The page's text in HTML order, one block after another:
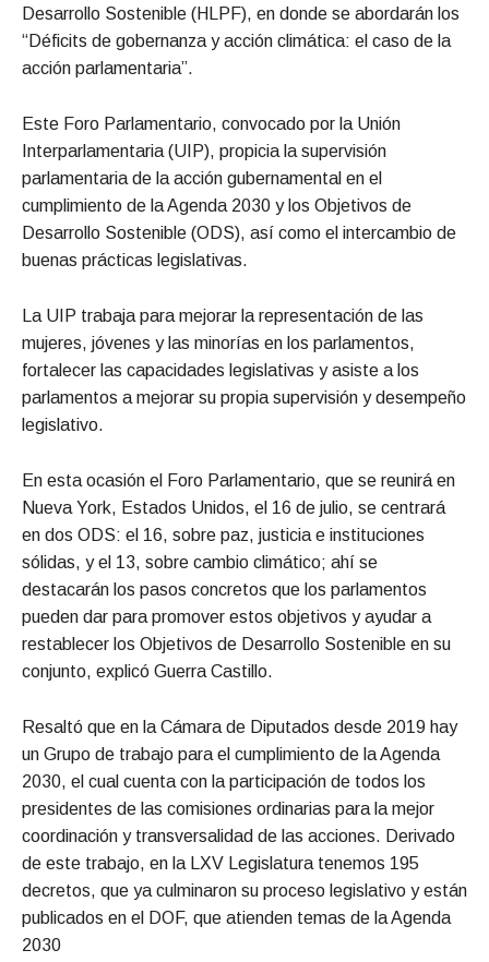
Desarrollo Sostenible (HLPF), en donde se abordarán los
“Déficits de gobernanza y acción climática: el caso de la
acción parlamentaria”.
Este Foro Parlamentario, convocado por la Unión
Interparlamentaria (UIP), propicia la supervisión
parlamentaria de la acción gubernamental en el
cumplimiento de la Agenda 2030 y los Objetivos de
Desarrollo Sostenible (ODS), así como el intercambio de
buenas prácticas legislativas.
La UIP trabaja para mejorar la representación de las
mujeres, jóvenes y las minorías en los parlamentos,
fortalecer las capacidades legislativas y asiste a los
parlamentos a mejorar su propia supervisión y desempeño
legislativo.
En esta ocasión el Foro Parlamentario, que se reunirá en
Nueva York, Estados Unidos, el 16 de julio, se centrará
en dos ODS: el 16, sobre paz, justicia e instituciones
sólidas, y el 13, sobre cambio climático; ahí se
destacarán los pasos concretos que los parlamentos
pueden dar para promover estos objetivos y ayudar a
restablecer los Objetivos de Desarrollo Sostenible en su
conjunto, explicó Guerra Castillo.
Resaltó que en la Cámara de Diputados desde 2019 hay
un Grupo de trabajo para el cumplimiento de la Agenda
2030, el cual cuenta con la participación de todos los
presidentes de las comisiones ordinarias para la mejor
coordinación y transversalidad de las acciones. Derivado
de este trabajo, en la LXV Legislatura tenemos 195
decretos, que ya culminaron su proceso legislativo y están
publicados en el DOF, que atienden temas de la Agenda
2030